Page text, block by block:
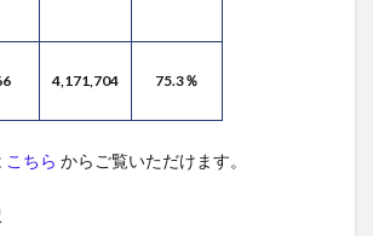
4,171,704 75.3％
こちら からご覧いただけます。